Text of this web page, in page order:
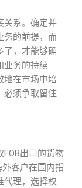
关系。确定并
务的前提，而
了，才能够确
业务的持续
地在市场中培
必须争取留住
出口的货物
客户在国内指
代理，选择权